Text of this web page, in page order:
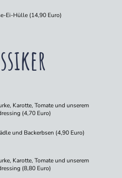
Ei-Hülle (14,90 Euro)
Karotte, Tomate und unserem
(4,70 Euro)
und Backerbsen (4,90 Euro)
Karotte, Tomate und unserem
(8,80 Euro)